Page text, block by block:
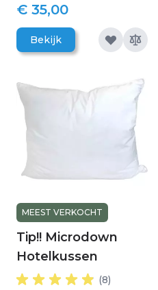
€ 35,00
Bekijk
MEEST VERKOCHT
Tip!! Microdown
Hotelkussen
(8)